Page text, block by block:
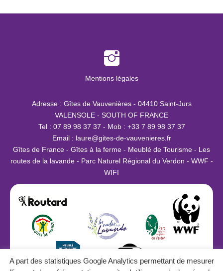
Mentions légales
Adresse : Gîtes de Vauvenières - 04410 Saint-Jurs
VALENSOLE - SOUTH OF FRANCE
Tel : 07 89 98 37 37 - Mob : +33 7 89 98 37 37
Email : laure@gites-de-vauvenieres.fr
Gîtes de France - Gîtes à la ferme - Meublé de Tourisme - Les
routes de la lavande - Parc Naturel Régional du Verdon - WWF -
WIFI
A part des statistiques Google Analytics permettant de mesurer